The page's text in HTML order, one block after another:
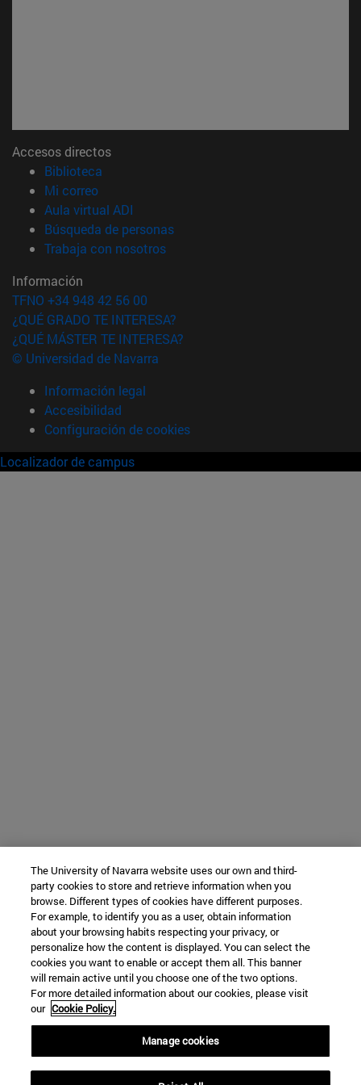
Accesos directos
Biblioteca
Mi correo(abre en nueva ventana)
Aula virtual ADI
Búsqueda de personas(abre en nueva ventana)
Trabaja con nosotros(abre en nueva ventana)
Información
TFNO +34 948 42 56 00
¿QUÉ GRADO TE INTERESA?
¿QUÉ MÁSTER TE INTERESA?
© Universidad de Navarra
Información legal
Accesibilidad
Configuración de cookies
Localizador de campus
The University of Navarra website uses our own and third-
party cookies to store and retrieve information when you
browse. Different types of cookies have different purposes.
For example, to identify you as a user, obtain information
about your browsing habits respecting your privacy, or
personalize how the content is displayed. You can select the
cookies you want to enable or accept them all. This banner
will remain active until you choose one of the two options.
For more detailed information about our cookies, please visit
our Cookie Policy.
Manage cookies